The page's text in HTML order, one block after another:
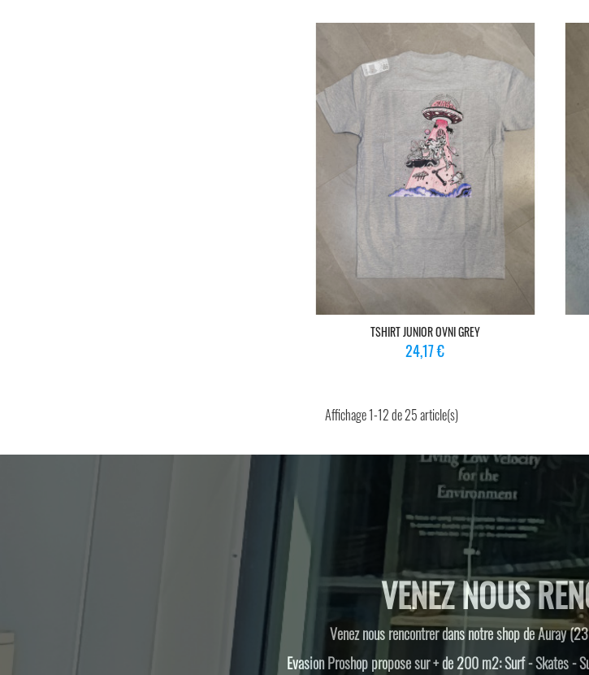
TSHIRT JUNIOR OVNI GREY
Prix
24,17 €
Affichage 1-12 de 25 article(s)
VENEZ NOUS
Venez nous rencontrer dans notre shop de Auray
Evasion Proshop propose sur + de 200 m2: Surf - Skates -